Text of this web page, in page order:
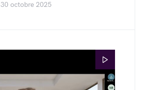
30 octobre 2025